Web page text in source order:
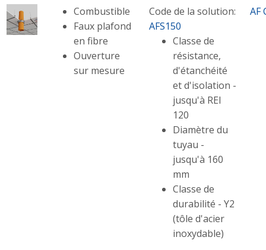
Combustible
Faux plafond
en fibre
Ouverture
sur mesure
Code de la solution:
AFS150
Classe de
résistance,
d'étanchéité
et d'isolation -
jusqu'à REI
120
Diamètre du
tuyau -
jusqu'à 160
mm
Classe de
durabilité - Y2
(tôle d'acier
inoxydable)
AF